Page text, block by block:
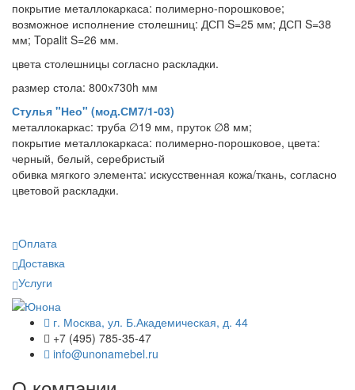
покрытие металлокаркаса: полимерно-порошковое;
возможное исполнение столешниц: ДСП S=25 мм; ДСП S=38
мм; Topalit S=26 мм.
цвета столешницы согласно раскладки.
размер стола: 800х730h мм
Стулья "Нео" (мод.СМ7/1-03)
металлокаркас: труба ∅19 мм, пруток ∅8 мм;
покрытие металлокаркаса: полимерно-порошковое, цвета:
черный, белый, серебристый
обивка мягкого элемента: искусственная кожа/ткань, согласно
цветовой раскладки.
Оплата
Доставка
Услуги
г. Москва, ул. Б.Академическая, д. 44
+7 (495) 785-35-47
info@unonamebel.ru